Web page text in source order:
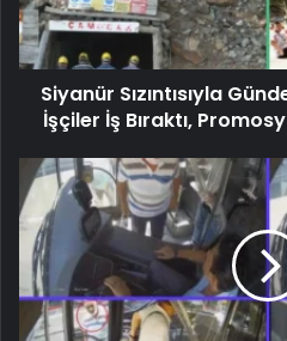
Siyanür Sızıntısıyla
İşçiler İş Bıraktı,